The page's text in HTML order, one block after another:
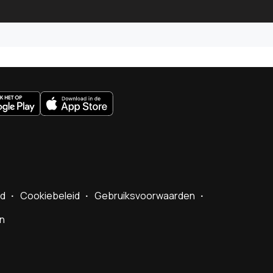
Cookiebeleid
Gebruiksvoorwaarden